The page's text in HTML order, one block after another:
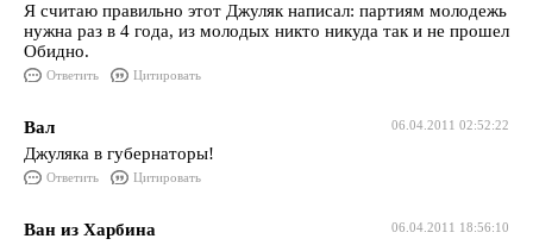
Я считаю правильно этот Джуляк написал: партиям молодежь
нужна раз в 4 года, из молодых никто никуда так и не прошел
Обидно.
Ответить Цитировать
06.04.2011 02:52:22
Вал
Джуляка в губернаторы!
Ответить Цитировать
06.04.2011 18:56:10
Ван из Харбина